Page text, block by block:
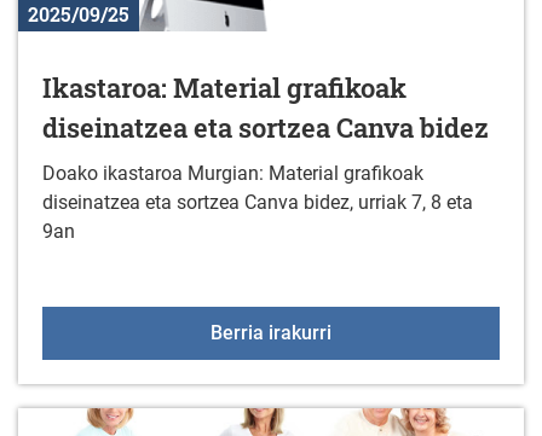
2025/09/25
Ikastaroa: Material grafikoak
diseinatzea eta sortzea Canva bidez
Doako ikastaroa Murgian: Material grafikoak
diseinatzea eta sortzea Canva bidez, urriak 7, 8 eta
9an
Berria irakurri